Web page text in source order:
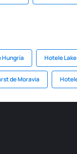
Hungría Hotele
de Moravia